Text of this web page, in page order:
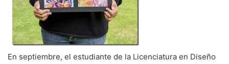
En septiembre, el estudiante de la Licenciatura en Diseño